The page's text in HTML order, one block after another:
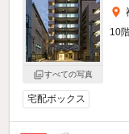
すべての写真
10
宅配ボックス